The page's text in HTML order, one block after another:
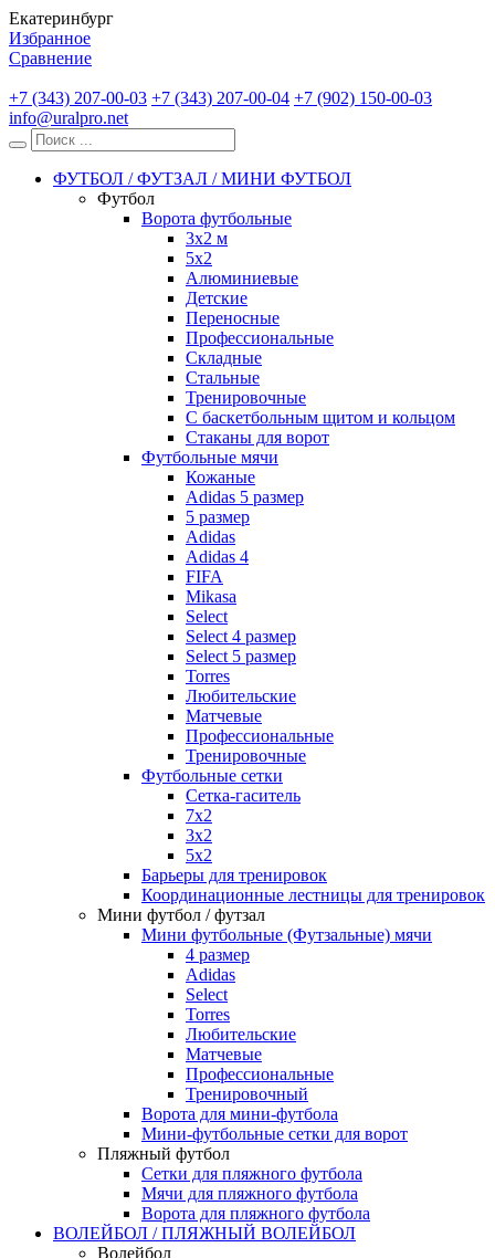
Екатеринбург
Избранное
Сравнение
+7 (343) 207-00-03 +7 (343) 207-00-04 +7 (902) 150-00-03
info@uralpro.net
ФУТБОЛ / ФУТЗАЛ / МИНИ ФУТБОЛ
Футбол
Ворота футбольные
3х2 м
5х2
Алюминиевые
Детские
Переносные
Профессиональные
Складные
Стальные
Тренировочные
С баскетбольным щитом и кольцом
Стаканы для ворот
Футбольные мячи
Кожаные
Adidas 5 размер
5 размер
Adidas
Adidas 4
FIFA
Mikasa
Select
Select 4 размер
Select 5 размер
Torres
Любительские
Матчевые
Профессиональные
Тренировочные
Футбольные сетки
Сетка-гаситель
7x2
3х2
5х2
Барьеры для тренировок
Координационные лестницы для тренировок
Мини футбол / футзал
Мини футбольные (Футзальные) мячи
4 размер
Adidas
Select
Torres
Любительские
Матчевые
Профессиональные
Тренировочный
Ворота для мини-футбола
Мини-футбольные сетки для ворот
Пляжный футбол
Сетки для пляжного футбола
Мячи для пляжного футбола
Ворота для пляжного футбола
ВОЛЕЙБОЛ / ПЛЯЖНЫЙ ВОЛЕЙБОЛ
Волейбол